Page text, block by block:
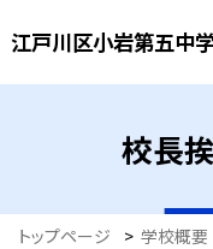
江戸川区小岩第五中
校長
トップページ > 学校概要